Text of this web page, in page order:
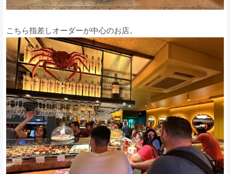
こちら指差しオーダーが中心のお店。